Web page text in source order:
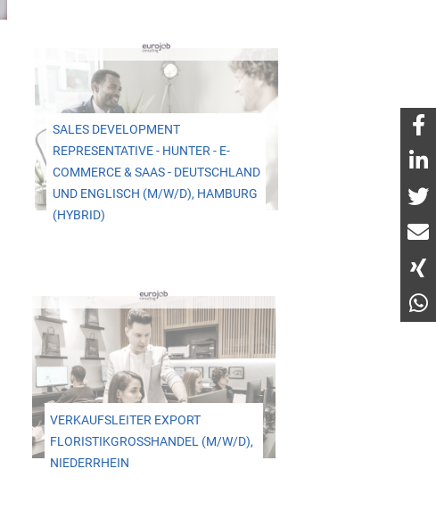
SALES DEVELOPMENT
REPRESENTATIVE - HUNTER - E-
COMMERCE & SAAS - DEUTSCHLAND
UND ENGLISCH (M/W/D), HAMBURG
(HYBRID)
VERKAUFSLEITER EXPORT
FLORISTIKGROSSHANDEL (M/W/D), N
IEDERRHEIN